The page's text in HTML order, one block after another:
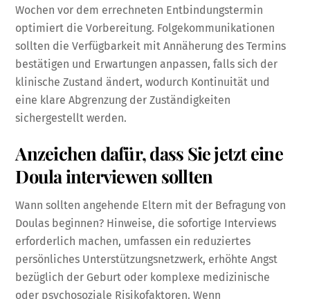
Wochen vor dem errechneten Entbindungstermin
optimiert die Vorbereitung. Folgekommunikationen
sollten die Verfügbarkeit mit Annäherung des Termins
bestätigen und Erwartungen anpassen, falls sich der
klinische Zustand ändert, wodurch Kontinuität und
eine klare Abgrenzung der Zuständigkeiten
sichergestellt werden.
Anzeichen dafür, dass Sie jetzt eine
Doula interviewen sollten
Wann sollten angehende Eltern mit der Befragung von
Doulas beginnen? Hinweise, die sofortige Interviews
erforderlich machen, umfassen ein reduziertes
persönliches Unterstützungsnetzwerk, erhöhte Angst
bezüglich der Geburt oder komplexe medizinische
oder psychosoziale Risikofaktoren. Wenn